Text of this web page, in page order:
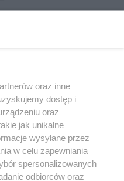
może być powielany i
w jakikolwiek sposób (w
na jakimkolwiek polu
z umieszczaniem w
praw. Jakiekolwiek użycie lub
części z naruszeniem prawa,
pod groźbą kary i może być
oraz inne
dostęp i
oraz
jak unikalne
wysyłane przez
w celu zapewniania
spersonalizowanych
odbiorców oraz